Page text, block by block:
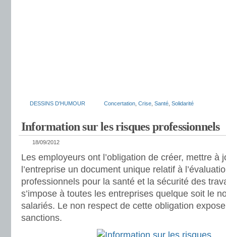
DESSINS D'HUMOUR Concertation Crise Santé Solidarité
Information sur les risques professionnels
18/09/2012
Les employeurs ont l’obligation de créer, mettre à
l’entreprise un document unique relatif à
professionnels pour la santé et la sécurité des
s’impose à toutes les entreprises quelque soit le
salariés. Le non respect de cette obligation
sanctions.